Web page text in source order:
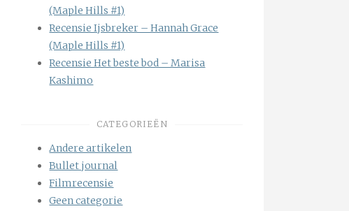
(Maple Hills #1)
Recensie Ijsbreker – Hannah Grace
(Maple Hills #1)
Recensie Het beste bod – Marisa
Kashimo
CATEGORIEËN
Andere artikelen
Bullet journal
Filmrecensie
Geen categorie